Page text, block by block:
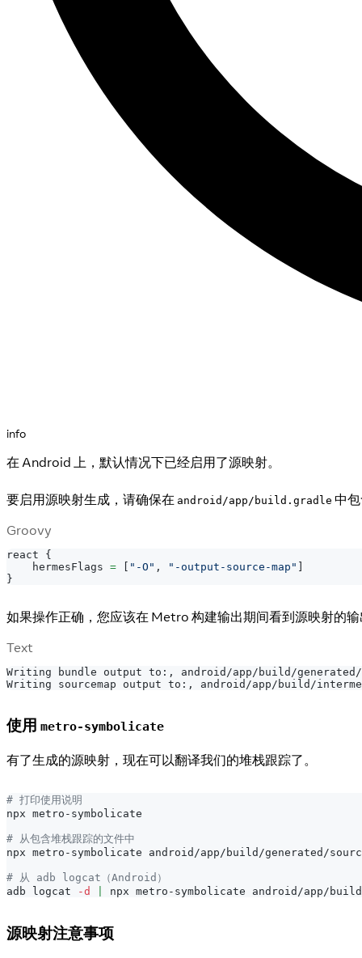
info
在 Android 上，默认情况下已经启用了源映射。
要启用源映射生成，请确保在 android/app/build.gradle 中
Groovy
react {
    hermesFlags
= [ "-O" , "-output-source-map" ]
}
如果操作正确，您应该在 Metro 构建输出期间看到源映射的
Text
Writing bundle output to:, android/app/build/
Writing sourcemap output to:, android/app/build/
使用 metro-symbolicate
有了生成的源映射，现在可以翻译我们的堆栈跟踪了。
# 打印使用说明
npx metro-symbolicate
# 从包含堆栈跟踪的文件中
npx metro-symbolicate android/app/build/generated/
# 从 adb logcat（Android）
adb logcat
-d npx metro-symbolicate android/app/
源映射注意事项